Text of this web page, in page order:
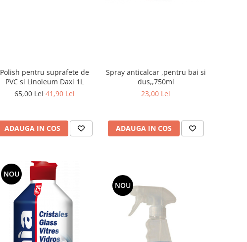
Polish pentru suprafete de
PVC si Linoleum Daxi 1L
65,00 Lei41,90 Lei
ADAUGA IN COS
Spray anticalcar ,pentru bai si
dus,,750ml
23,00 Lei
ADAUGA IN COS
NOU
NOU